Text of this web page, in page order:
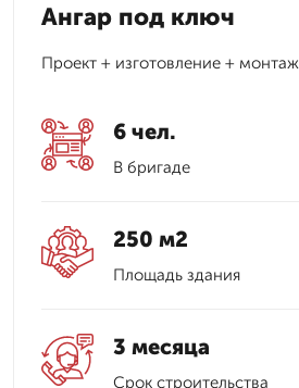
Ангар под ключ
Проект + изготовление + монтаж
6 чел.
В бригаде
250 м2
Площадь здания
3 месяца
Срок строительства